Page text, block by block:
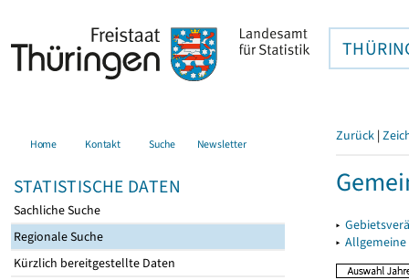
Home Kontakt Suche Newsletter
STATISTISCHE DATEN
Sachliche Suche
Regionale Suche
Kürzlich bereitgestellte Daten
Zurück |
▸
▸